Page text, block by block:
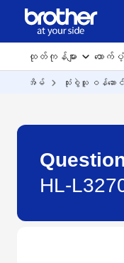
ထုတ်ကုန်များ ထောက်ပံ့
အိမ် သုံးစွဲသူ ဝန်ဆ
HL-